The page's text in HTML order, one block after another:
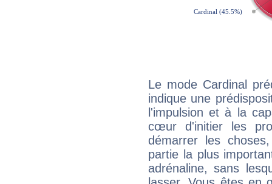
Le mode Cardinal
indique une
l'impulsion et à la
cœur d'initier les
démarrer les
partie la plus
adrénaline, sans